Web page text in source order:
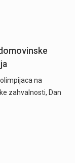
na
zahvalnosti, Dan